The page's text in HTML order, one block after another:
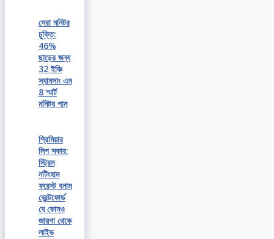
সেরা মনিটর
চুক্তি:
46%
ছাড়ের জন্য
32 ইঞ্চি
স্যামসাং এম
8 স্মার্ট
মনিটর পান
প্রিমিয়ার
লিগ সকার:
স্ট্রিম
নটিংহাম
ফরেস্ট বনাম
ব্রেন্টফোর্ড
যে কোনও
জায়গা থেকে
লাইভ